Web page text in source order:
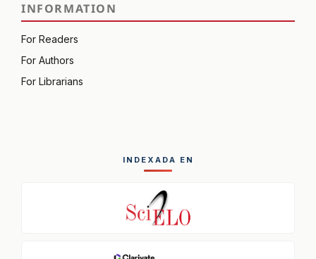
INFORMATION
For Readers
For Authors
For Librarians
INDEXADA EN